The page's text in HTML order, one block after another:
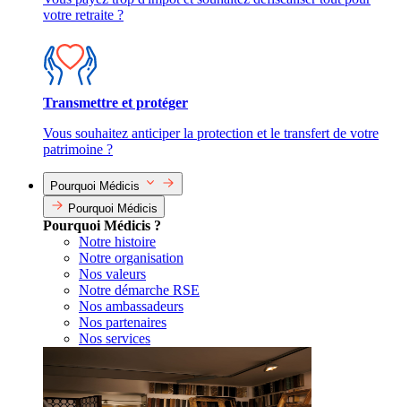
votre retraite ?
Transmettre et protéger
Vous souhaitez anticiper la protection et le transfert de votre
patrimoine ?
Pourquoi Médicis
Pourquoi Médicis
Pourquoi Médicis ?
Notre histoire
Notre organisation
Nos valeurs
Notre démarche RSE
Nos ambassadeurs
Nos partenaires
Nos services